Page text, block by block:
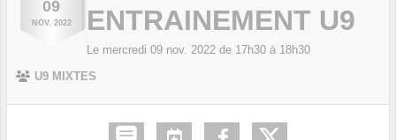
09
NOV. 2022 ENTRAINEMENT U9
Le mercredi 09 nov. 2022 de 17h30 à 18h30
U9 MIXTES